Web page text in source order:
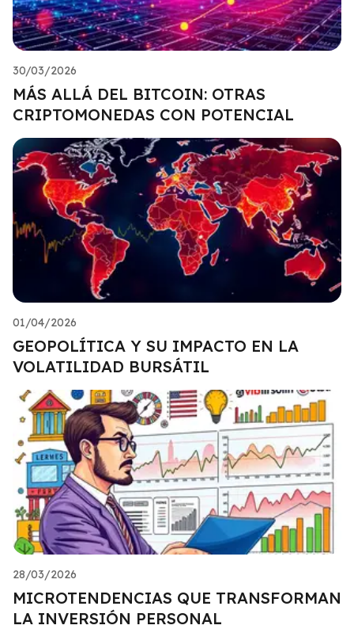
30/03/2026
MÁS ALLÁ DEL BITCOIN: OTRAS
CRIPTOMONEDAS CON POTENCIAL
01/04/2026
GEOPOLÍTICA Y SU IMPACTO EN LA
VOLATILIDAD BURSÁTIL
28/03/2026
MICROTENDENCIAS QUE TRANSFORMAN
LA INVERSIÓN PERSONAL